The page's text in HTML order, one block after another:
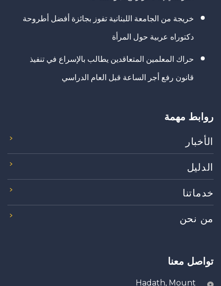
خريجة من الجامعة اللبنانية تفوز بجائزة أفضل أطروحة
دكتوراه عربية حول المرأة
حراك المعلمين المتعاقدين يطالب بالإسراع في تنفيذ
قانون رفع أجر الساعة قبل العام الدراسي
روابط مهمة
الأخبار
الدليل
خدماتنا
من نحن
تواصل معنا
Hadath, Mount